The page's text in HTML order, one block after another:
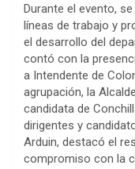
Durante el evento,
líneas de trabajo y
el desarrollo del
contó con la
a Intendente de
agrupación, la
candidata de
dirigentes y
Arduin, destacó el
compromiso con la